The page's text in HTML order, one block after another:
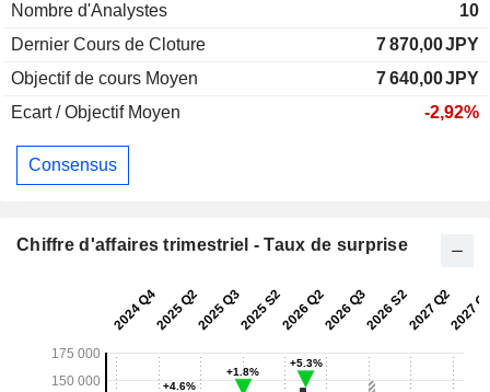
Nombre d'Analystes
10
Dernier Cours de Cloture
7 870,00JPY
Objectif de cours Moyen
7 640,00JPY
Ecart / Objectif Moyen
-2,92%
Consensus
Chiffre d'affaires trimestriel - Taux de surprise